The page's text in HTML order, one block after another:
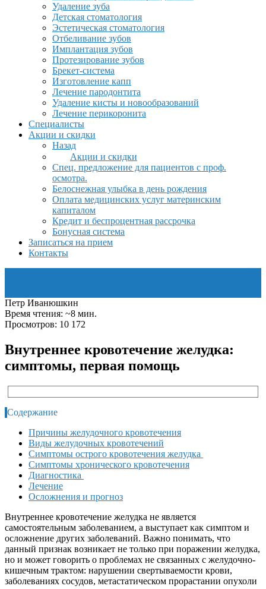
Удаление зуба
Детская стоматология
Эстетическая стоматология
Отбеливание зубов
Имплантация зубов
Протезирование зубов
Брекет-система
Изготовление капп
Лечение пародонтита
Удаление кисты и новообразований
Лечение перикоронита
Специалисты
Акции и скидки
Назад
Акции и скидки
Спец. предложение для пациентов с проф.
осмотра.
Белоснежная улыбка в день рождения
Оплата медицинских услуг материнским
капиталом
Кредит и беспроцентная рассрочка
Бонусная система
Записаться на прием
Контакты
Петр Иванюшкин
Время чтения: ~8 мин.
Просмотров: 10 172
Внутреннее кровотечение желудка:
симптомы, первая помощь
Содержание
Причины желудочного кровотечения
Виды желудочных кровотечений
Симптомы острого кровотечения желудка
Симптомы хронического кровотечения
Диагностика
Лечение
Осложнения и прогноз
Внутреннее кровотечение желудка не является
самостоятельным заболеванием, а выступает как симптом и
осложнение других заболеваний. Важно понимать, что
данный признак возникает не только при поражении желудка,
но и может говорить о проблемах не связанных с желудочно-
кишечным трактом: нарушении свертываемости крови,
заболеваниях сосудов, метастатическом прорастании опухоли